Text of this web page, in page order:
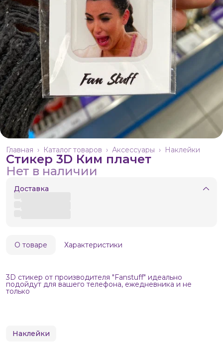
Наклейки
Аксессуары ›
Каталог товаров ›
Главная ›
Стикер 3D Ким плачет
Нет в наличии
Доставка
О товаре Характеристики
3D стикер от производителя "Fanstuff" идеально
подойдут для вашего телефона, ежедневника и не
только
Наклейки